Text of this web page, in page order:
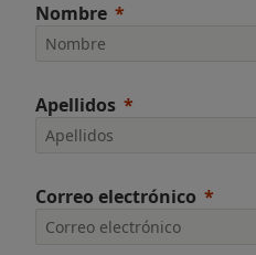
Nombre
Apellidos
Correo electrónico